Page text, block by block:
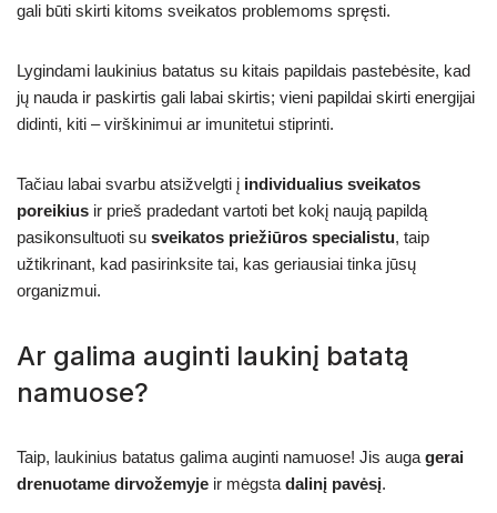
gali būti skirti kitoms sveikatos problemoms spręsti.
Lygindami laukinius batatus su kitais papildais pastebėsite, kad
jų nauda ir paskirtis gali labai skirtis; vieni papildai skirti energijai
didinti, kiti – virškinimui ar imunitetui stiprinti.
Tačiau labai svarbu atsižvelgti į individualius sveikatos
poreikius ir prieš pradedant vartoti bet kokį naują papildą
pasikonsultuoti su sveikatos priežiūros specialistu, taip
užtikrinant, kad pasirinksite tai, kas geriausiai tinka jūsų
organizmui.
Ar galima auginti laukinį batatą
namuose?
Taip, laukinius batatus galima auginti namuose! Jis auga gerai
drenuotame dirvožemyje ir mėgsta dalinį pavėsį.